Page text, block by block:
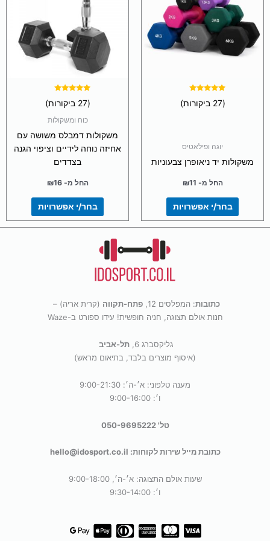
5.00
(27 ביקורות)
יוגה ופילאטיס
משקולות יד ניאופרן צבעוניות
החל מ- ₪11
בחר/י אפשרויות
סוגים.
ניתן
לבחור
את
4.93
(27 ביקורות)
כוח ומשקולות
משקולות דמבלס משושה עם
אחיזה נוחה לידיים וציפוי הגנה
בצדדים
החל מ- ₪16
בחר/י אפשרויות
לבחור
כתובות: המפלסים 12, פתח-תקווה (קרית אריה) –
חנות אולם תצוגה, חניה חופשית! עידו ספורט ב-Waze
גליקסברג 6,
תל-אביב
(איסוף מוצרים בלבד, בתיאום מראש)
מענה טלפוני: א׳-ה׳: 9:00-21:30
ו׳: 9:00-16:00
טל' 050-9695222
כתובת מייל שירות לקוחות: hello@idosport.co.il
שעות אולם התצוגה: א׳-ה׳, 9:00-18:00
ו׳: 9:30-14:00